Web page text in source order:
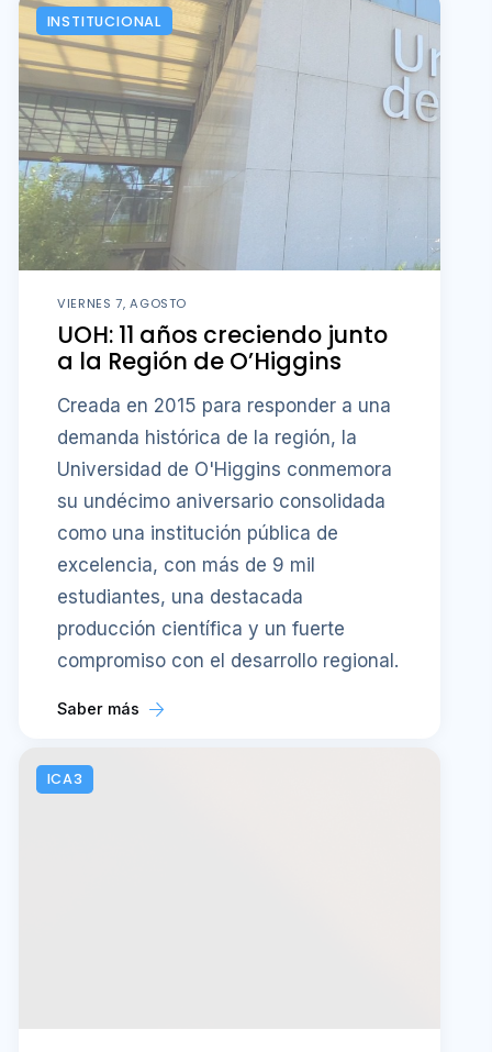
INSTITUCIONAL
VIERNES 7, AGOSTO
UOH: 11 años creciendo junto
a la Región de O’Higgins
Creada en 2015 para responder a una
demanda histórica de la región, la
Universidad de O'Higgins conmemora
su undécimo aniversario consolidada
como una institución pública de
excelencia, con más de 9 mil
estudiantes, una destacada
producción científica y un fuerte
compromiso con el desarrollo regional.
Saber más
ICA3